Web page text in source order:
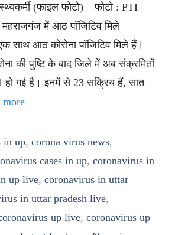
(फाइल फोटो) – फोटो : PTI
में आठ पॉजिटिव मिले
साथ आठ कोरोना पॉजिटिव मिले हैं।
की पुष्टि के बाद जिले में अब संक्रमितों
हो गई है। इनमें से 23 सक्रिय हैं, सात
more
in up, corona virus news,
cases in up, coronavirus in
up live, coronavirus in uttar
in uttar pradesh live,
up live, coronavirus up